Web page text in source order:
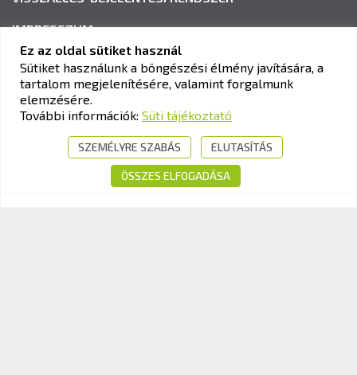
IMPRESSZUM
KAV KÖZLEKEDÉSI ALKALMASSÁGI ÉS VIZSGAKÖZPONT
Cím:1033 Budapest, Polgár utca 8-10.
+36-1-510-0101
info@kavk.hu
Ez az oldal sütiket használ
Sütiket használunk a böngészési élmény javítására, a
tartalom megjelenítésére, valamint forgalmunk
elemzésére.
További információk: Süti tájékoztató
SZEMÉLYRE SZABÁS ELUTASÍTÁS
ÖSSZES ELFOGADÁSA